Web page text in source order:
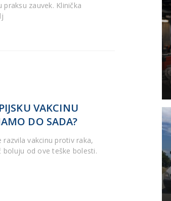
zauvek. Klinička
VAKCINU
DO SADA?
vakcinu protiv raka,
od ove teške bolesti.